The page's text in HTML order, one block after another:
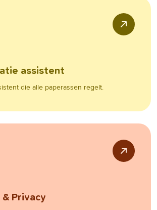
assistent
die alle paperassen regelt.
Privacy